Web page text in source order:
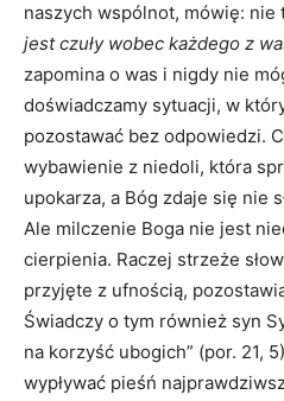
naszych wspólnot, mówię:
jest czuły wobec każdego z
zapomina o was i nigdy nie
doświadczamy sytuacji, w
pozostawać bez odpowiedzi.
wybawienie z niedoli, która
upokarza, a Bóg zdaje się nie
Ale milczenie Boga nie jest
cierpienia. Raczej strzeże
przyjęte z ufnością,
Świadczy o tym również syn
na korzyść ubogich” (por. 21,
wypływać pieśń